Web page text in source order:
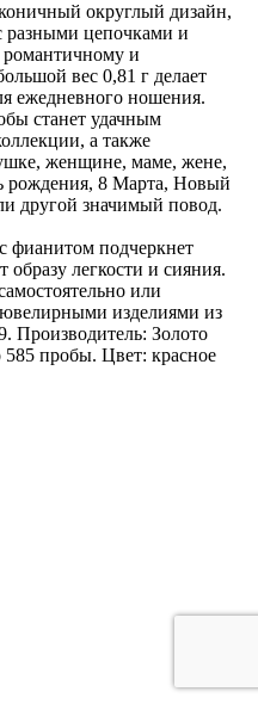
округлый дизайн,
разными цепочками и
романтичному и
вес 0,81 г делает
ежедневного ношения.
станет удачным
а также
женщине, маме, жене,
рождения, 8 Марта, Новый
другой значимый повод.
фианитом подчеркнет
образу легкости и сияния.
или
изделиями из
Производитель: Золото
585 пробы. Цвет: красное